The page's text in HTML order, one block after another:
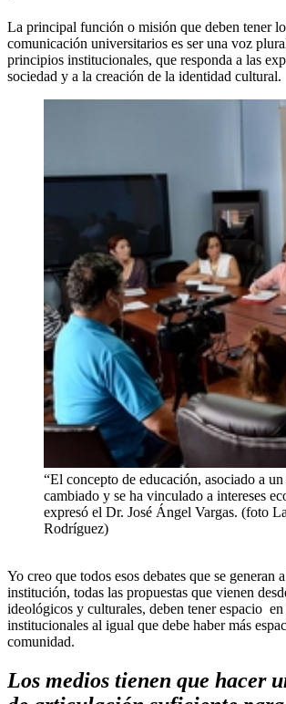
La principal función o misión que deben tener
comunicación universitarios es ser una voz
principios institucionales, que responda a las
sociedad y a la creación de la identidad cultural.
“El concepto de educación, asociado a un
cambiado y se ha vinculado a intereses
expresó el Dr. José Ángel Vargas. (foto
Rodríguez)
Yo creo que todos esos debates que se generan
institución, todas las propuestas que vienen
ideológicos y culturales, deben tener espacio
institucionales al igual que debe haber más
comunidad.
Los medios tienen que hacer